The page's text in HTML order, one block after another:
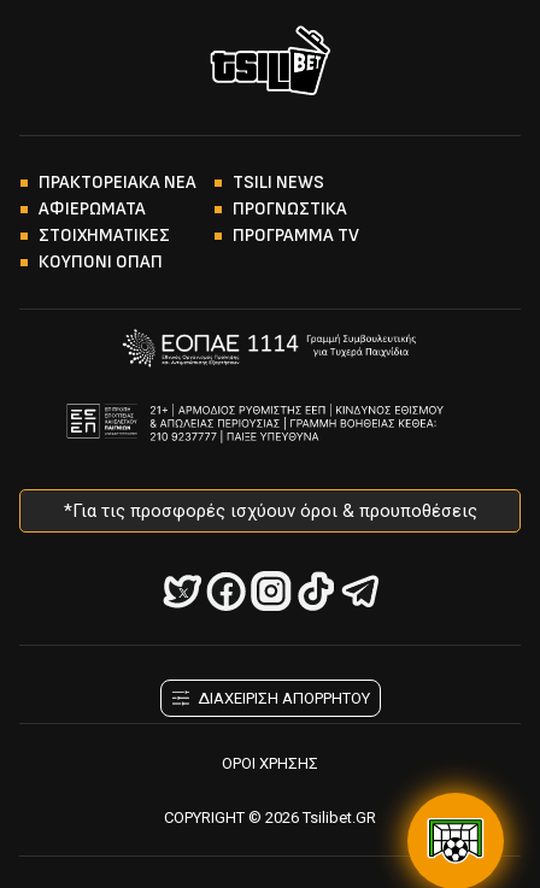
ΠΡΑΚΤΟΡΕΙΑΚΑ ΝΕΑ
TSILI NEWS
ΑΦΙΕΡΩΜΑΤΑ
ΠΡΟΓΝΩΣΤΙΚΑ
ΣΤΟΙΧΗΜΑΤΙΚΕΣ
ΠΡΟΓΡΑΜΜΑ TV
ΚΟΥΠΟΝΙ ΟΠΑΠ
*Για τις προσφορές ισχύουν όροι & προυποθέσεις
ΔΙΑΧΕΙΡΙΣΗ ΑΠΟΡΡΗΤΟΥ
ΟΡΟΙ ΧΡΗΣΗΣ
COPYRIGHT © 2026 Tsilibet.GR